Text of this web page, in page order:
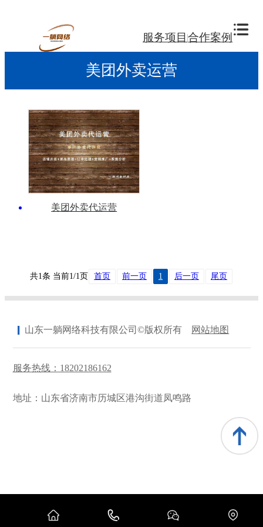
服务项目 合作案例
美团外卖运营
美团外卖代运营
共1条 当前1/1页 首页 前一页 1 后一页 尾页
山东一躺网络科技有限公司©版权所有 网站地图
服务热线：18202186162
地址：山东省济南市历城区港沟街道凤鸣路